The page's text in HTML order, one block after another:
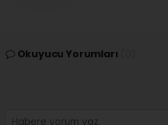
Okuyucu Yorumları